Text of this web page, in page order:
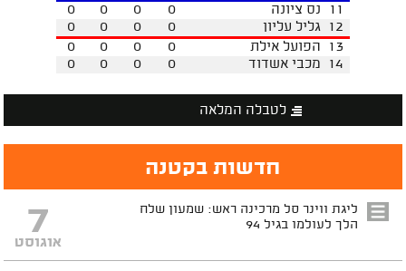
0
0 0 0 נס ציונה
11
0
0 0 0 גליל עליון 12
0
0 0 0 הפועל אילת
13
0
0 0 0 מכבי אשדוד 14
לטבלה המלאה
חדשות בקטנה
ליגת ווינר סל מרכינה ראש: שמעון שלח
הלך לעולמו בגיל 94
7
אוגוסט